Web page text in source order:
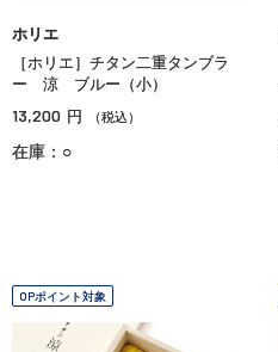
ホリエ
［ホリエ］チタン二重タンブラ
ー 涼 ブルー（小）
13,200 円 （税込）
在庫：○
OPポイント対象